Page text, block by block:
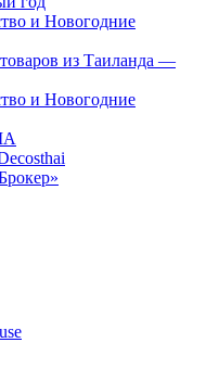
и Новогодние
из Таиланда —
и Новогодние